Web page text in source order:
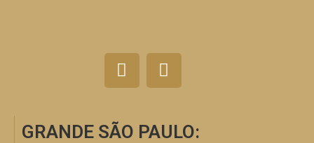
GRANDE SÃO PAULO: